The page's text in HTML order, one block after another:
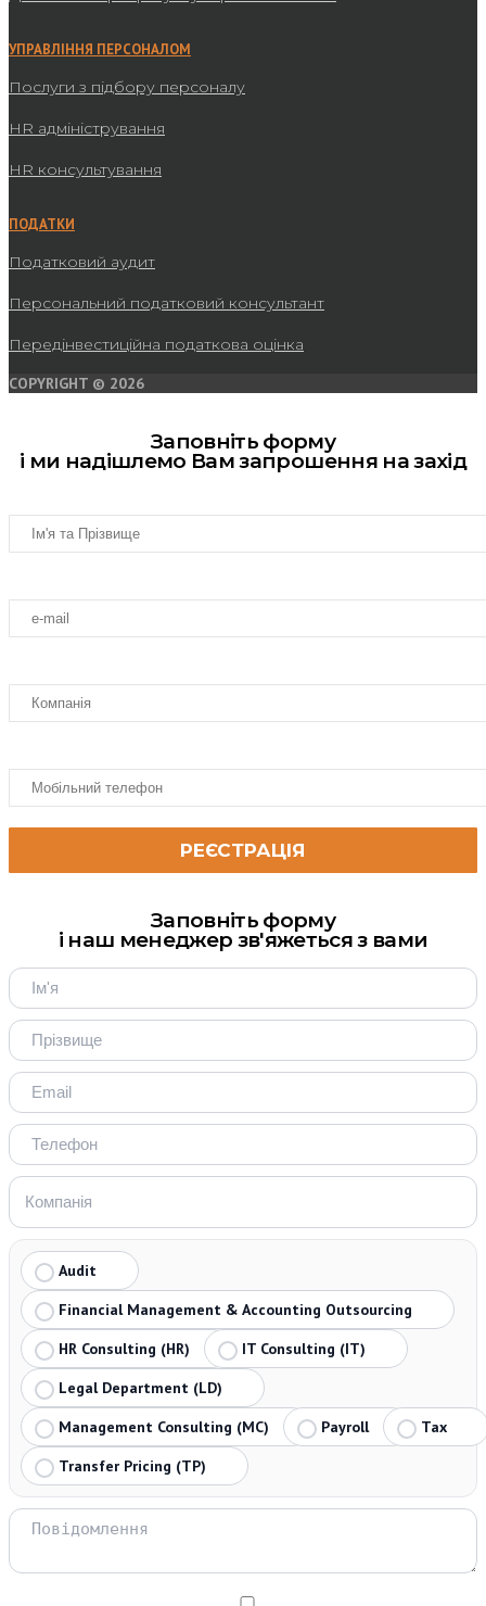
УПРАВЛІННЯ ПЕРСОНАЛОМ
Послуги з підбору персоналу
HR адміністрування
HR консультування
ПОДАТКИ
Податковий аудит
Персональний податковий консультант
Передінвестиційна податкова оцінка
COPYRIGHT © 2026
Заповніть форму
і ми надішлемо Вам запрошення на захід
Заповніть форму
і наш менеджер зв'яжеться з вами
Audit
Financial Management & Accounting Outsourcing
HR Consulting (HR)
IT Consulting (IT)
Legal Department (LD)
Management Consulting (MC)
Payroll
Tax
Transfer Pricing (TP)